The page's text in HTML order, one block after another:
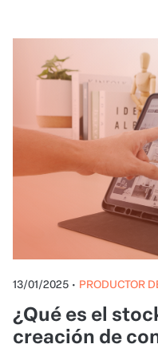
13/01/2025 • PRODUCTOR
¿Qué es el
creación de